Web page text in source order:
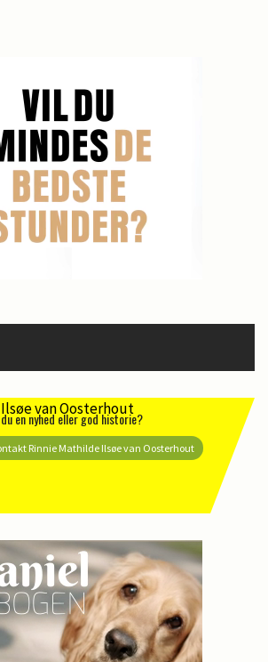
en nyhed eller god historie?
Rinnie Mathilde Ilsøe van Oosterhout